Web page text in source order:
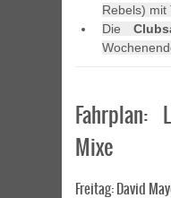
Rebels) mit
Die
Fahrplan:
Mixe
Freitag: David